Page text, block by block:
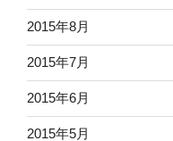
2015年8月
2015年7月
2015年6月
2015年5月